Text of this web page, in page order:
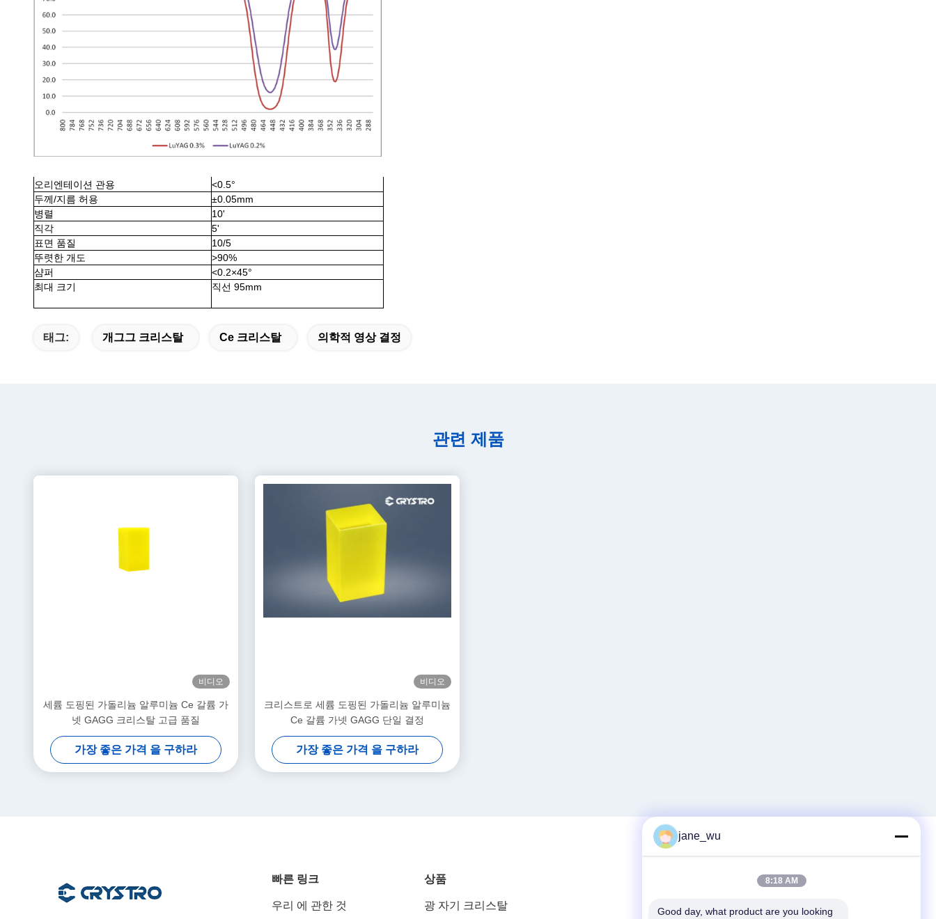
오리엔테이션 관용
<0.5°
두께/지름 허용
±0.05mm
병렬
10'
직각
5'
표면 품질
10/5
뚜렷한 개도
>90%
샴퍼
<0.2×45°
최대 크기
직선 95mm
태그: 개그그 크리스탈 Ce 크리스탈 의학적 영상 결정
관련 제품
비디오
세륨 도핑된 가돌리늄 알루미늄 Ce 갈륨 가
넷 GAGG 크리스탈 고급 품질
가장 좋은 가격 을 구하라
비디오
크리스트로 세륨 도핑된 가돌리늄 알루미늄
Ce 갈륨 가넷 GAGG 단일 결정
가장 좋은 가격 을 구하라
빠른 링크
우리 에 관한 것
상품
광 자기 크리스탈 전화
jane_wu
8:18 AM
Good day, what product are you looking